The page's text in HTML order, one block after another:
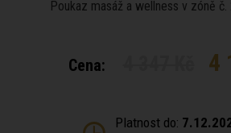
Poukaz masáž a wellness v zóně č.
Cena: 4
Platnost do: